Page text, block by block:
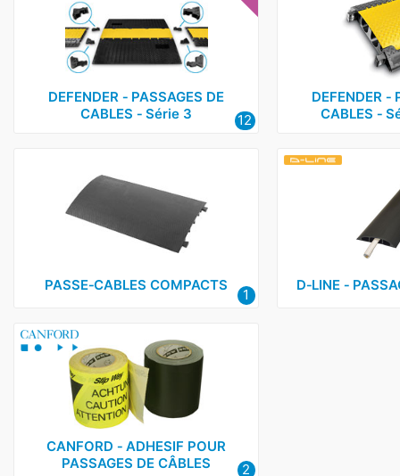
DEFENDER ‑ PASSAGES DE
CABLES ‑ Série 3
12
DEFENDER ‑
CABLES ‑
PASSE‑CABLES COMPACTS
1
D‑LINE ‑
CANFORD ‑ ADHESIF POUR
PASSAGES DE CÂBLES
2